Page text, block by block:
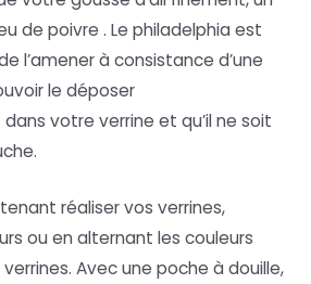
de poivre . Le philadelphia est
l’amener à consistance d’une
le déposer
votre verrine et qu’il ne soit
réaliser vos verrines,
ou en alternant les couleurs
Avec une poche à douille,